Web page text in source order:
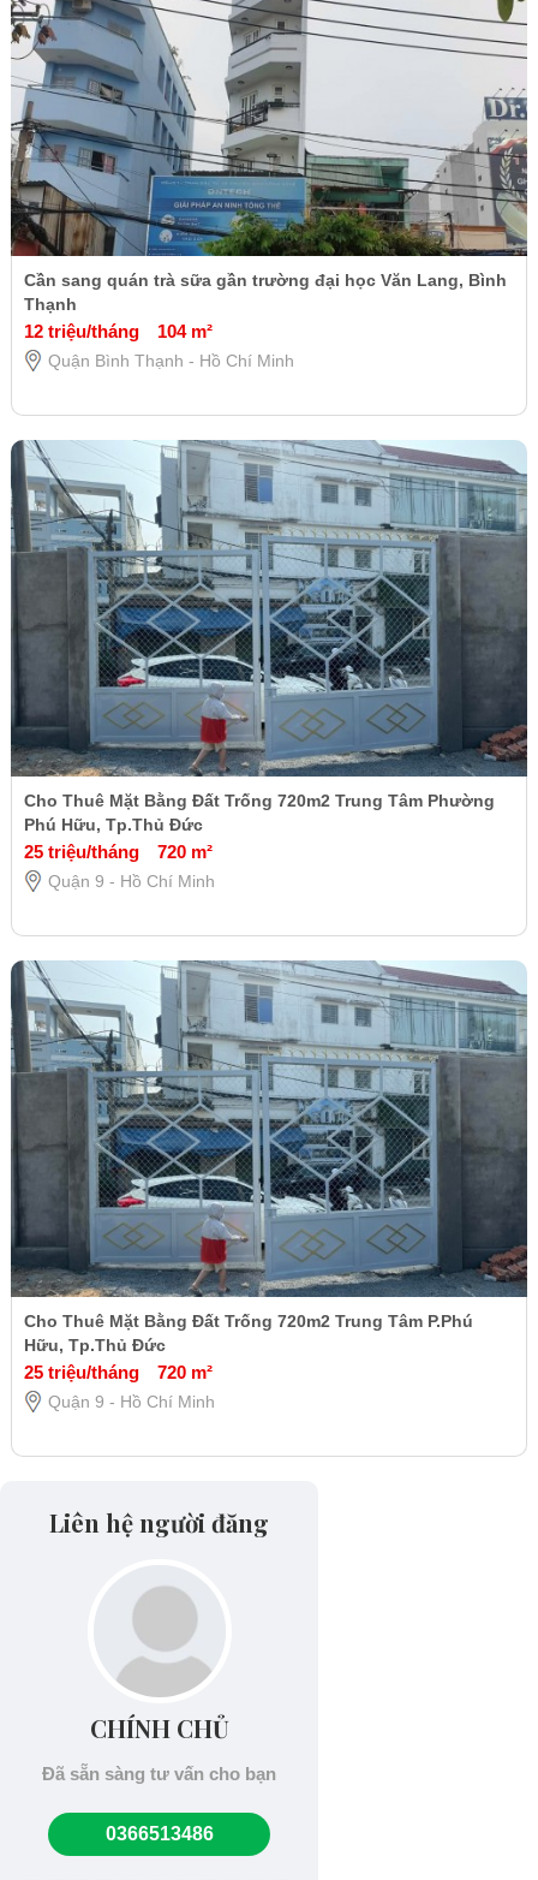
Cần sang quán trà sữa gần trường đại học Văn Lang, Bình
Thạnh
12 triệu/tháng 104 m²
Quận Bình Thạnh - Hồ Chí Minh
Cho Thuê Mặt Bằng Đất Trống 720m2 Trung Tâm Phường
Phú Hữu, Tp.Thủ Đức
25 triệu/tháng 720 m²
Quận 9 - Hồ Chí Minh
Cho Thuê Mặt Bằng Đất Trống 720m2 Trung Tâm P.Phú
Hữu, Tp.Thủ Đức
25 triệu/tháng 720 m²
Quận 9 - Hồ Chí Minh
Liên hệ người đăng
CHÍNH CHỦ
Đã sẵn sàng tư vấn cho bạn
0366513486